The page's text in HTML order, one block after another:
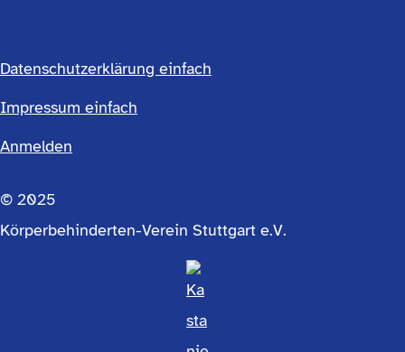
Footermenü
Datenschutzerklärung einfach
Impressum einfach
Anmelden
© 2025
Körperbehinderten-Verein Stuttgart e.V.